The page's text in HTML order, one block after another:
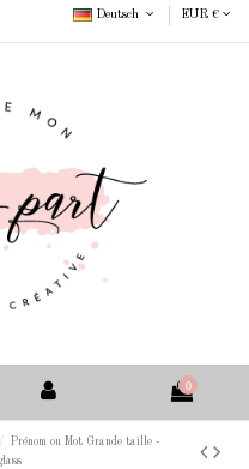
Deutsch EUR €
0
Prénom ou Mot Grande taille -